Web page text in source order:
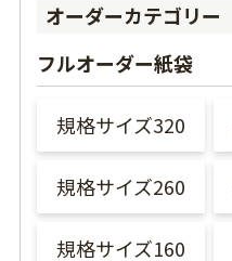
オーダーカテゴリー
フルオーダー紙袋
規格サイズ320
規格サイズ260
規格サイズ160